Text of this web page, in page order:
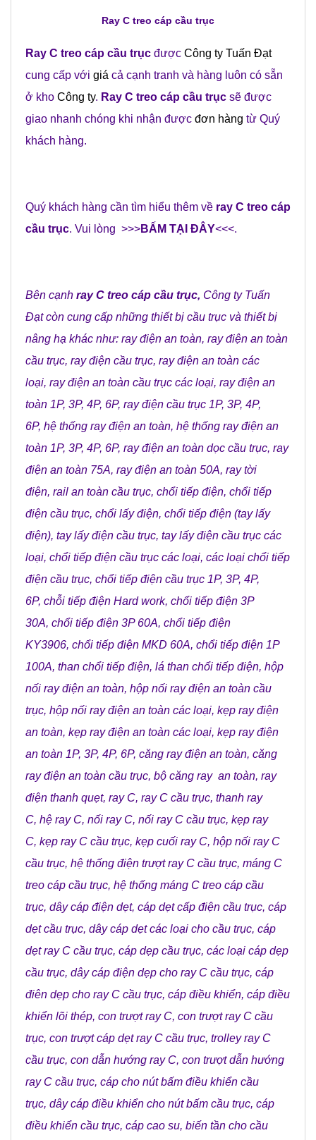
Ray C treo cáp cầu trục
Ray C treo cáp cầu trục được Công ty Tuấn Đạt
cung cấp với giá cả cạnh tranh và hàng luôn có sẵn
ở kho Công ty. Ray C treo cáp cầu trục sẽ được
giao nhanh chóng khi nhận được đơn hàng từ Quý
khách hàng.
Quý khách hàng cần tìm hiểu thêm về ray C treo cáp
cầu trục. Vui lòng >>>BẤM TẠI ĐÂY<<<.
Bên cạnh ray C treo cáp cầu trục, Công ty Tuấn
Đạtcòn cung cấp những thiết bị cầu trục và thiết bị
nâng hạ khác như: ray điện an toàn, ray điện an toàn
cầu trục, ray điện cầu trục, ray điện an toàn các
loại, ray điện an toàn cầu trục các loại, ray điện an
toàn 1P, 3P, 4P, 6P, ray điện cầu trục 1P, 3P, 4P,
6P, hệ thống ray điện an toàn, hệ thống ray điện an
toàn 1P, 3P, 4P, 6P, ray điện an toàn dọc cầu trục, ray
điện an toàn 75A, ray điện an toàn 50A, ray tời
điện, rail an toàn cầu trục, chổi tiếp điện, chổi tiếp
điện cầu trục, chổi lấy điện, chổi tiếp điện (tay lấy
điện), tay lấy điện cầu trục, tay lấy điện cầu trục các
loại, chổi tiếp điện cầu trục các loại, các loại chổi tiếp
điện cầu trục, chổi tiếp điện cầu trục 1P, 3P, 4P,
6P, chỗi tiếp điện Hard work, chổi tiếp điện 3P
30A, chổi tiếp điện 3P 60A, chổi tiếp điện
KY3906, chổi tiếp điện MKD 60A, chổi tiếp điện 1P
100A, than chổi tiếp điện, lá than chổi tiếp điện, hộp
nối ray điện an toàn, hộp nối ray điện an toàn cầu
trục, hộp nối ray điện an toàn các loại, kẹp ray điện
an toàn, kẹp ray điện an toàn các loại, kẹp ray điện
an toàn 1P, 3P, 4P, 6P, căng ray điện an toàn, căng
ray điện an toàn cầu trục, bộ căng ray an toàn, ray
điện thanh quẹt, ray C, ray C cầu trục, thanh ray
C, hệ ray C, nối ray C, nối ray C cầu trục, kẹp ray
C, kẹp ray C cầu trục, kẹp cuối ray C, hộp nối ray C
cầu trục, hệ thống điện trượt ray C cầu trục, máng C
treo cáp cầu trục, hệ thống máng C treo cáp cầu
trục, dây cáp điện dẹt, cáp dẹt cấp điện cầu trục, cáp
dẹt cầu trục, dây cáp dẹt các loại cho cầu trục, cáp
dẹt ray C cầu trục, cáp dẹp cầu trục, các loại cáp dẹp
cầu trục, dây cáp điện dẹp cho ray C cầu trục, cáp
điên dẹp cho ray C cầu trục, cáp điều khiển, cáp điều
khiển lõi thép, con trượt ray C, con trượt ray C cầu
trục, con trượt cáp dẹt ray C cầu trục, trolley ray C
cầu trục, con dẫn hướng ray C, con trượt dẫn hướng
ray C cầu trục, cáp cho nút bấm điều khiển cầu
trục, dây cáp điều khiển cho nút bấm cầu trục, cáp
điều khiển cầu trục, cáp cao su, biến tần cho cầu